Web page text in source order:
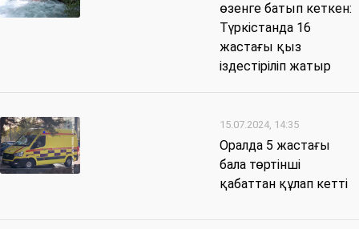
өзенге батып кеткен:
Түркістанда 16
жастағы қыз
іздестіріліп жатыр
15.07.2024, 14:35
Оралда 5 жастағы
бала төртінші
қабаттан құлап кетті